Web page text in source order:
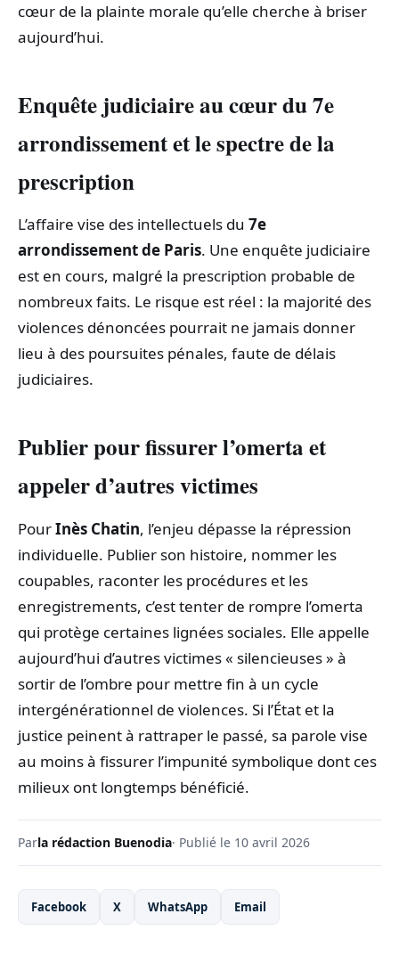
cœur de la plainte morale qu’elle cherche à briser
aujourd’hui.
Enquête judiciaire au cœur du 7e
arrondissement et le spectre de la
prescription
L’affaire vise des intellectuels du 7e
arrondissement de Paris. Une enquête judiciaire
est en cours, malgré la prescription probable de
nombreux faits. Le risque est réel : la majorité des
violences dénoncées pourrait ne jamais donner
lieu à des poursuites pénales, faute de délais
judiciaires.
Publier pour fissurer l’omerta et
appeler d’autres victimes
PourInès Chatin, l’enjeu dépasse la répression
individuelle. Publier son histoire, nommer les
coupables, raconter les procédures et les
enregistrements, c’est tenter de rompre l’omerta
qui protège certaines lignées sociales. Elle appelle
aujourd’hui d’autres victimes « silencieuses » à
sortir de l’ombre pour mettre fin à un cycle
intergénérationnel de violences. Si l’État et la
justice peinent à rattraper le passé, sa parole vise
au moins à fissurer l’impunité symbolique dont ces
milieux ont longtemps bénéficié.
Parla rédaction Buenodia· Publié le 10 avril 2026
Facebook X WhatsApp Email